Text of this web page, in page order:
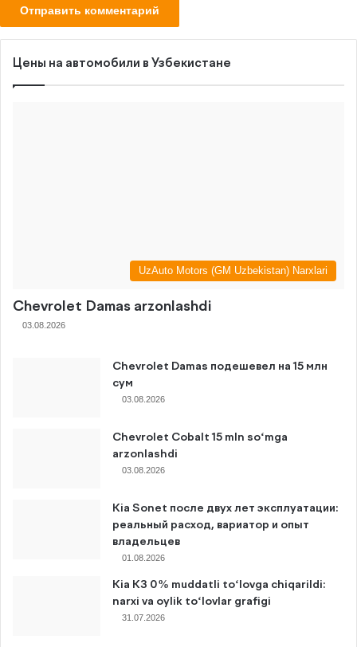
Цены на автомобили в Узбекистане
UzAuto Motors (GM Uzbekistan) Narxlari
Chevrolet Damas arzonlashdi
03.08.2026
Chevrolet Damas подешевел на 15 млн
сум
03.08.2026
Chevrolet Cobalt 15 mln so‘mga
arzonlashdi
03.08.2026
Kia Sonet после двух лет эксплуатации:
реальный расход, вариатор и опыт
владельцев
01.08.2026
Kia K3 0% muddatli to‘lovga chiqarildi:
narxi va oylik to‘lovlar grafigi
31.07.2026